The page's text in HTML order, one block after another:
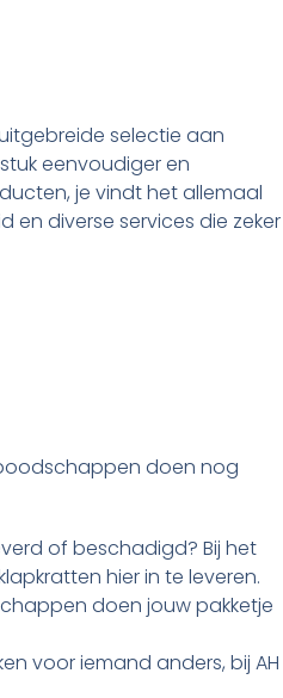
selectie aan
eenvoudiger en
je vindt het allemaal
en diverse services die zeker
doen nog
of beschadigd? Bij het
hier in te leveren.
doen jouw pakketje
voor iemand anders, bij AH